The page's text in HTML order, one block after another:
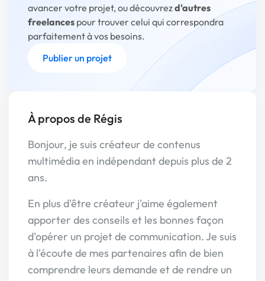
avancer votre projet, ou découvrezd'autres
freelances pour trouver celui qui correspondra
parfaitement à vos besoins.
Publier un projet
À propos de Régis
Bonjour, je suis créateur de contenus
multimédia en indépendant depuis plus de 2
ans.
En plus d'être créateur j'aime également
apporter des conseils et les bonnes façon
d'opérer un projet de communication. Je suis
à l'écoute de mes partenaires afin de bien
comprendre leurs demande et de rendre un